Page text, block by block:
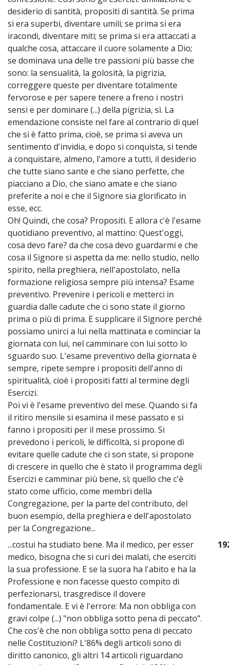
desiderio di santità, propositi di santità. Se prima
si era superbi, diventare umili; se prima si era
iracondi, diventare miti; se prima si era attaccati a
qualche cosa, attaccare il cuore solamente a Dio;
se dominava una delle tre passioni più basse che
sono: la sensualità, la golosità, la pigrizia,
correggere queste per diventare totalmente
fervorose e per sapere tenere a freno i nostri
sensi e per dominare (...) della pigrizia, sì. La
emendazione consiste nel fare al contrario di quel
che si è fatto prima, cioè, se prima si aveva un
sentimento d'invidia, e dopo si conquista, si tende
a conquistare, almeno, l'amore a tutti, il desiderio
che tutte siano sante e che siano perfette, che
piacciano a Dio, che siano amate e che siano
preferite a noi e che il Signore sia glorificato in
esse, ecc.
Oh! Quindi, che cosa? Propositi. E allora c'è l'esame
quotidiano preventivo, al mattino: Quest'oggi,
cosa devo fare? da che cosa devo guardarmi e che
cosa il Signore si aspetta da me: nello studio, nello
spirito, nella preghiera, nell'apostolato, nella
formazione religiosa sempre più intensa? Esame
preventivo. Prevenire i pericoli e metterci in
guardia dalle cadute che ci sono state il giorno
prima o più di prima. E supplicare il Signore perché
possiamo unirci a lui nella mattinata e cominciar la
giornata con lui, nel camminare con lui sotto lo
sguardo suo. L'esame preventivo della giornata è
sempre, ripete sempre i propositi dell'anno di
spiritualità, cioè i propositi fatti al termine degli
Esercizi.
Poi vi è l'esame preventivo del mese. Quando si fa
il ritiro mensile si esamina il mese passato e si
fanno i propositi per il mese prossimo. Si
prevedono i pericoli, le difficoltà, si propone di
evitare quelle cadute che ci son state, si propone
di crescere in quello che è stato il programma degli
Esercizi e camminar più bene, sì; quello che c'è
stato come ufficio, come membri della
Congregazione, per la parte del contributo, del
buon esempio, della preghiera e dell'apostolato
per la Congregazione...
...costui ha studiato bene. Ma il medico, per esser
medico, bisogna che si curi dei malati, che eserciti
la sua professione. E se la suora ha l'abito e ha la
Professione e non facesse questo compito di
perfezionarsi, trasgredisce il dovere
fondamentale. E vi è l'errore: Ma non obbliga con
gravi colpe (...) "non obbliga sotto pena di peccato".
Che cos'è che non obbliga sotto pena di peccato
nelle Costituzioni? L'86% degli articoli sono di
diritto canonico, gli altri 14 articoli riguardano